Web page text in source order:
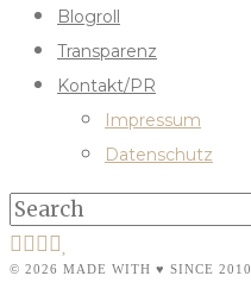
Blogroll
Transparenz
Kontakt/PR
Impressum
Datenschutz
© 2026 MADE WITH ♥ SINCE 2010